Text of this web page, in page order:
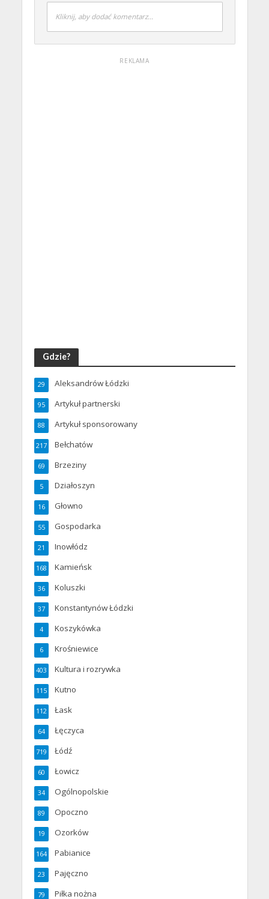
Kliknij, aby dodać komentarz...
REKLAMA
Gdzie?
Aleksandrów Łódzki
29
Artykuł partnerski
95
Artykuł sponsorowany
88
Bełchatów
217
Brzeziny
69
Działoszyn
5
Głowno
16
Gospodarka
55
Inowłódz
21
Kamieńsk
168
Koluszki
36
Konstantynów Łódzki
37
Koszykówka
4
Krośniewice
6
Kultura i rozrywka
403
Kutno
115
Łask
112
Łęczyca
64
Łódź
719
Łowicz
60
Ogólnopolskie
34
Opoczno
89
Ozorków
19
Pabianice
164
Pajęczno
23
Piłka nożna
79